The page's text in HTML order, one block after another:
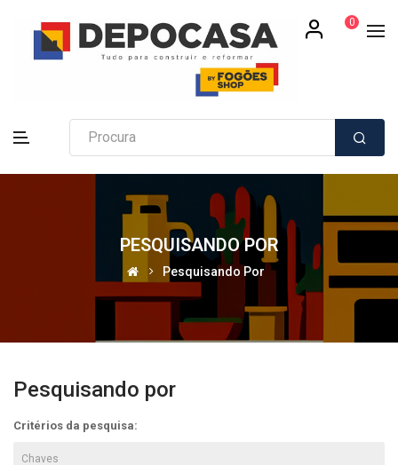
0
PESQUISANDO POR
Pesquisando Por
Pesquisando por
Critérios da pesquisa: